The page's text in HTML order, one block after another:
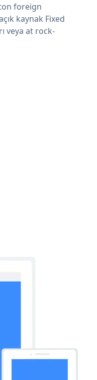
foreign
kaynak Fixed
veya at rock-